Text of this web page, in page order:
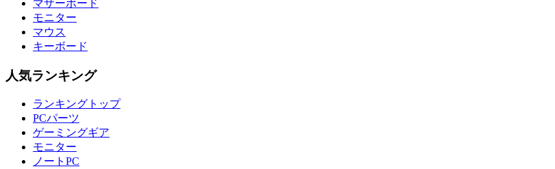
マザーボード
モニター
マウス
キーボード
人気ランキング
ランキングトップ
PCパーツ
ゲーミングギア
モニター
ノートPC